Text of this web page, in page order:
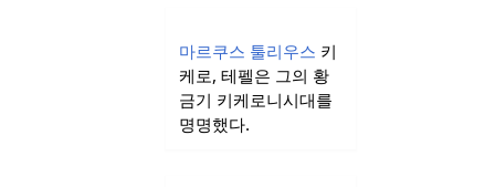
마르쿠스 툴리우스 키
케로, 테펠은 그의 황
금기 키케로니시대를
명명했다.